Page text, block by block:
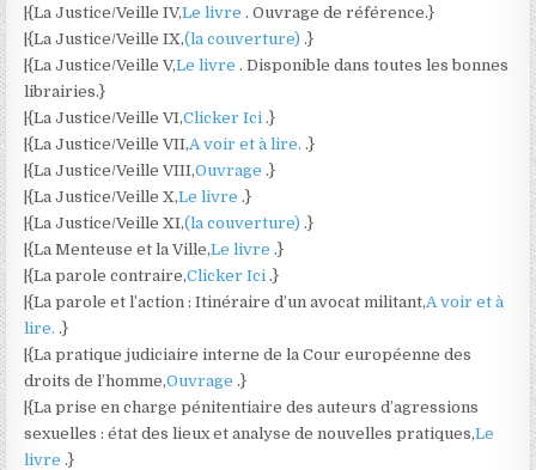
|{La Justice/Veille IV,Le livre. Ouvrage de référence.}
|{La Justice/Veille IX,(la couverture).}
|{La Justice/Veille V,Le livre. Disponible dans toutes les bonnes
librairies.}
|{La Justice/Veille VI,Clicker Ici.}
|{La Justice/Veille VII,A voir et à lire..}
|{La Justice/Veille VIII,Ouvrage.}
|{La Justice/Veille X,Le livre.}
|{La Justice/Veille XI,(la couverture).}
|{La Menteuse et la Ville,Le livre.}
|{La parole contraire,Clicker Ici.}
|{La parole et l’action : Itinéraire d’un avocat militant,A voir et à
lire..}
|{La pratique judiciaire interne de la Cour européenne des
droits de l’homme,Ouvrage.}
|{La prise en charge pénitentiaire des auteurs d’agressions
sexuelles : état des lieux et analyse de nouvelles pratiques,Le
livre.}